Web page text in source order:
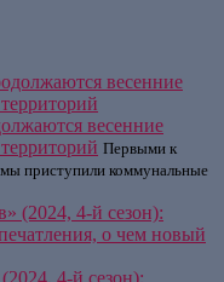
весенние
Первыми к
приступили коммунальные
4-й сезон):